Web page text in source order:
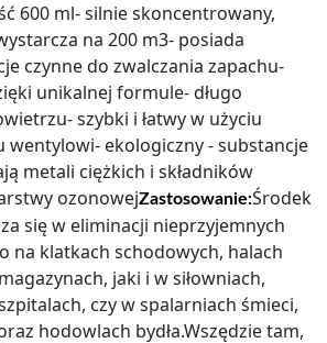
600 ml- silnie skoncentrowany,
na 200 m3- posiada
czynne do zwalczania zapachu-
unikalnej formule- długo
szybki i łatwy w użyciu
wentylowi- ekologiczny - substancje
metali ciężkich i składników
ozonowejZastosowanie:Środek
się w eliminacji nieprzyjemnych
na klatkach schodowych, halach
jaki i w siłowniach,
czy w spalarniach śmieci,
hodowlach bydła.Wszędzie tam,